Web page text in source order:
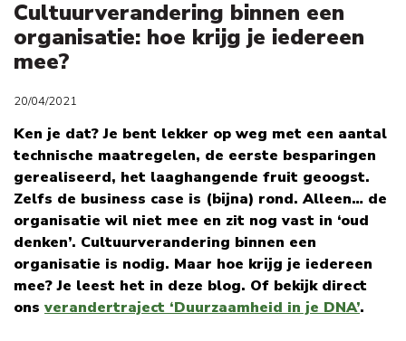
Cultuurverandering binnen een
organisatie: hoe krijg je iedereen
mee?
20/04/2021
Ken je dat? Je bent lekker op weg met een aantal
technische maatregelen, de eerste besparingen
gerealiseerd, het laaghangende fruit geoogst.
Zelfs de business case is (bijna) rond. Alleen… de
organisatie wil niet mee en zit nog vast in ‘oud
denken’. Cultuurverandering binnen een
organisatie is nodig. Maar hoe krijg je iedereen
mee? Je leest het in deze blog. Of bekijk direct
ons verandertraject ‘Duurzaamheid in je DNA’.